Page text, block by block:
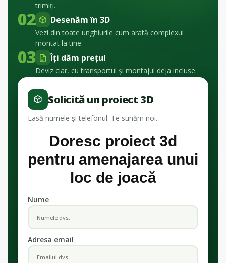
trimiți.
02 Desenăm în 3D
Vezi din toate unghiurile cum arată complexul
montat la tine.
03 Îți dăm prețul
Deviz clar, cu transportul și montajul deja incluse.
Solicită un proiect 3D
Lasă numele și telefonul. Te sunăm noi.
Doresc proiect 3d
pentru amenajarea unui
loc de joacă
Nume
Adresa email